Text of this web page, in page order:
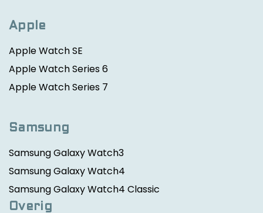
Apple
Apple Watch SE
Apple Watch Series 6
Apple Watch Series 7
Samsung
Samsung Galaxy Watch3
Samsung Galaxy Watch4
Samsung Galaxy Watch4 Classic
Overig